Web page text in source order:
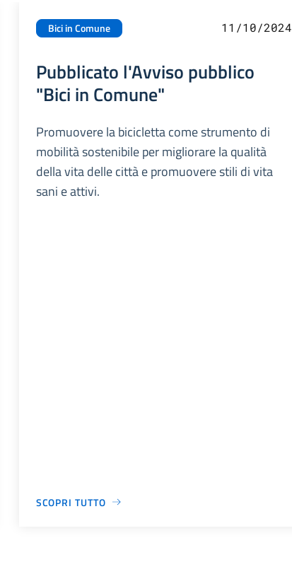
Bici in Comune 11/10/2024
Pubblicato l'Avviso pubblico
"Bici in Comune"
Promuovere la bicicletta come strumento di
mobilità sostenibile per migliorare la qualità
della vita delle città e promuovere stili di vita
sani e attivi.
SCOPRI TUTTO